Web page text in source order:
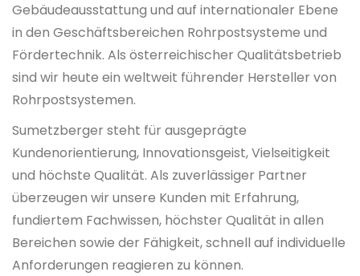
Gebäudeausstattung und auf internationaler Ebene
in den Geschäftsbereichen Rohrpostsysteme und
Fördertechnik. Als österreichischer Qualitätsbetrieb
sind wir heute ein weltweit führender Hersteller von
Rohrpostsystemen.
Sumetzberger steht für ausgeprägte
Kundenorientierung, Innovationsgeist, Vielseitigkeit
und höchste Qualität. Als zuverlässiger Partner
überzeugen wir unsere Kunden mit Erfahrung,
fundiertem Fachwissen, höchster Qualität in allen
Bereichen sowie der Fähigkeit, schnell auf individuelle
Anforderungen reagieren zu können.